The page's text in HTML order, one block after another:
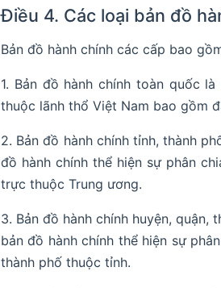
Điều 4. Các loại bản đồ
Bản đồ hành chính các cấp bao
1. Bản đồ hành chính toàn quốc
thuộc lãnh thổ Việt Nam bao gồm
2. Bản đồ hành chính tỉnh, thành
đồ hành chính thể hiện sự phân
trực thuộc Trung ương.
3. Bản đồ hành chính huyện,
bản đồ hành chính thể hiện sự
thành phố thuộc tỉnh.